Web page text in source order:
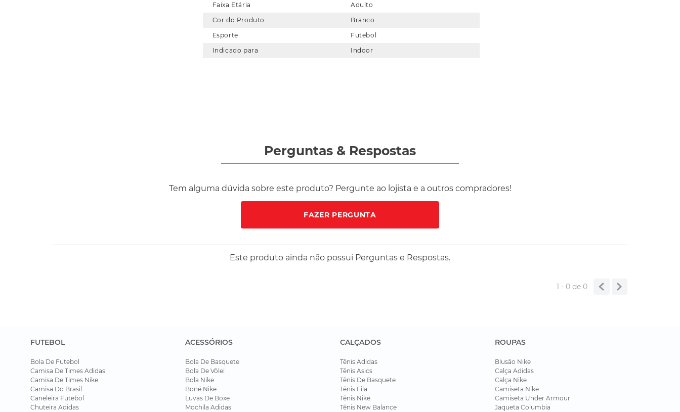
Faixa Etária
Adulto
Cor do Produto
Branco
Esporte
Futebol
Indicado para
Indoor
Perguntas & Respostas
Tem alguma dúvida sobre este produto? Pergunte ao lojista e a outros compradores!
FAZER PERGUNTA
Este produto ainda não possui Perguntas e Respostas.
1 - 0de 0
FUTEBOL
Bola De Futebol
Camisa De Times Adidas
Camisa De Times Nike
Camisa Do Brasil
Caneleira Futebol
Chuteira Adidas
ACESSÓRIOS
Bola De Basquete
Bola De Vôlei
Bola Nike
Boné Nike
Luvas De Boxe
Mochila Adidas
CALÇADOS
Tênis Adidas
Tênis Asics
Tênis De Basquete
Tênis Fila
Tênis Nike
Tênis New Balance
ROUPAS
Blusão Nike
Calça Adidas
Calça Nike
Camiseta Nike
Camiseta Under Armour
Jaqueta Columbia